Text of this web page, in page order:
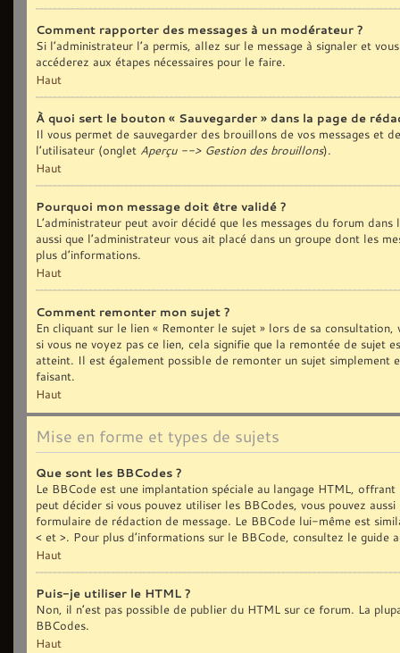
Comment rapporter des messages à un modérateur ?
Si l’administrateur l’a permis, allez sur le message à signaler et
accéderez aux étapes nécessaires pour le faire.
Haut
À quoi sert le bouton « Sauvegarder » dans la page de
Il vous permet de sauvegarder des brouillons de vos messages et
l’utilisateur (onglet Aperçu --> Gestion des brouillons).
Haut
Pourquoi mon message doit être validé ?
L’administrateur peut avoir décidé que les messages du forum
aussi que l’administrateur vous ait placé dans un groupe dont les
plus d’informations.
Haut
Comment remonter mon sujet ?
En cliquant sur le lien « Remonter le sujet » lors de sa consultation,
si vous ne voyez pas ce lien, cela signifie que la remontée de sujet
atteint. Il est également possible de remonter un sujet simplement
faisant.
Haut
Mise en forme et types de sujets
Que sont les BBCodes ?
Le BBCode est une implantation spéciale au langage HTML,
peut décider si vous pouvez utiliser les BBCodes, vous pouvez
formulaire de rédaction de message. Le BBCode lui-même est
< et >. Pour plus d’informations sur le BBCode, consultez le guide
Haut
Puis-je utiliser le HTML ?
Non, il n’est pas possible de publier du HTML sur ce forum. La
BBCodes.
Haut